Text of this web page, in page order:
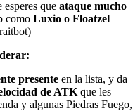
que ataque mucho
como Luxio o Floatzel
presente en la lista, y da
de ATK que les
y algunas Piedras Fuego,